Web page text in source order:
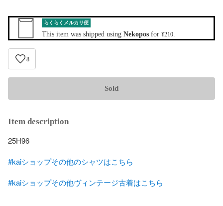
らくらくメルカリ便
This item was shipped using Nekopos for ¥210
8
Sold
Item description
25H96
#kaiショップその他のシャツはこちら
#kaiショップその他ヴィンテージ古着はこちら